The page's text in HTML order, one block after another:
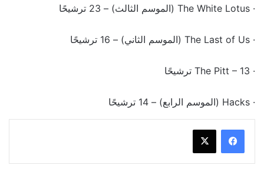
· The White Lotus (الموسم الثالث) – 23 ترشيحًا
· The Last of Us (الموسم الثاني) – 16 ترشيحًا
· The Pitt – 13 ترشيحًا
· Hacks (الموسم الرابع) – 14 ترشيحًا